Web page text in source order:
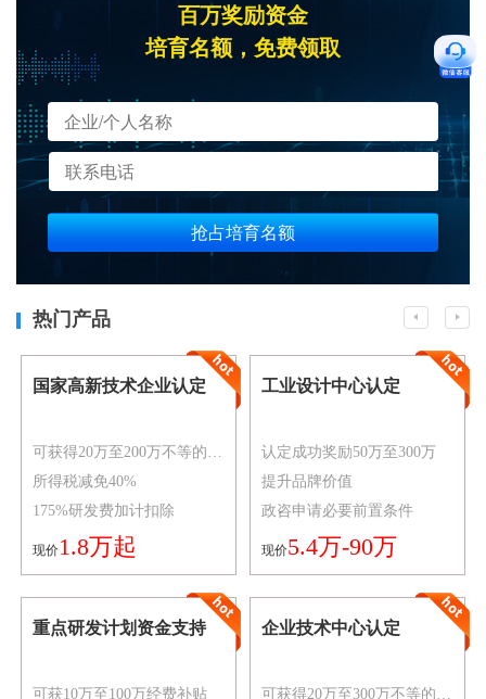
百万奖励资金
培育名额，免费领取
抢占培育名额
热门产品
国家高新技术企业认定
所得税减免40%
175%研发费加计扣除
现价1.8万起
工业设计中心认定
认定成功奖励50万至300万
提升品牌价值
政咨申请必要前置条件
现价5.4万-90万
重点研发计划资金支持
可获10万至100万经费补贴
企业技术中心认定